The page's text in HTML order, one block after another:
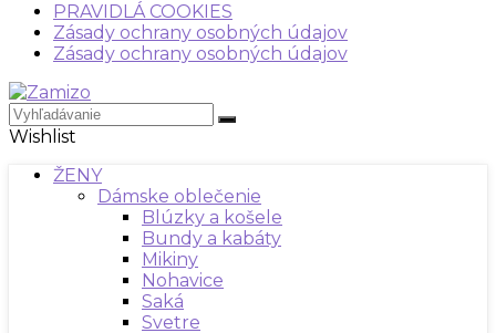
PRAVIDLÁ COOKIES
Zásady ochrany osobných údajov
Zásady ochrany osobných údajov
Wishlist
ŽENY
Dámske oblečenie
Blúzky a košele
Bundy a kabáty
Mikiny
Nohavice
Saká
Svetre